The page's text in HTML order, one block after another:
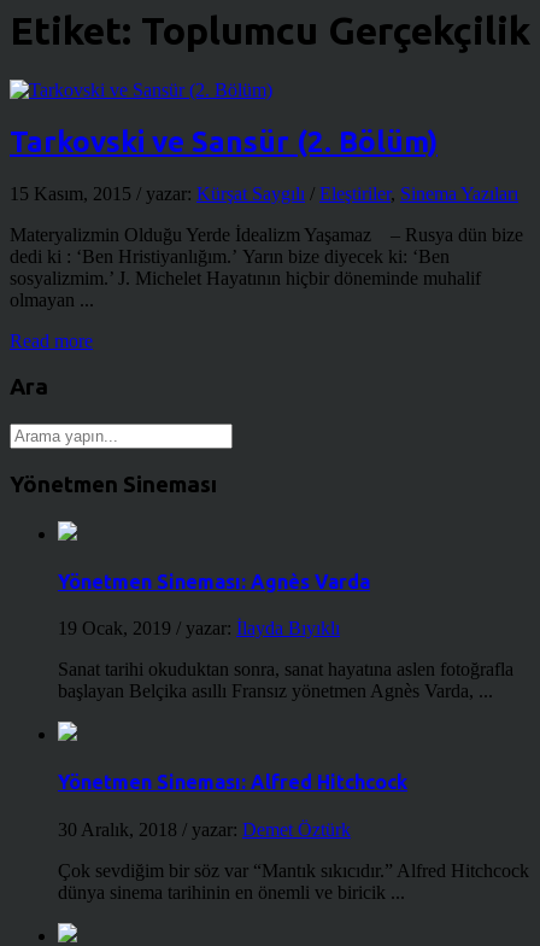
Etiket: Toplumcu Gerçekçilik
Tarkovski ve Sansür (2. Bölüm)
15 Kasım, 2015 / yazar: Kürşat Saygılı / Eleştiriler, Sinema Yazıları
Materyalizmin Olduğu Yerde İdealizm Yaşamaz – Rusya dün bize
dedi ki : ‘Ben Hristiyanlığım.’ Yarın bize diyecek ki: ‘Ben
sosyalizmim.’ J. Michelet Hayatının hiçbir döneminde muhalif
olmayan ...
Read more
Ara
Yönetmen Sineması
Yönetmen Sineması: Agnès Varda
19 Ocak, 2019 / yazar: İlayda Bıyıklı
Sanat tarihi okuduktan sonra, sanat hayatına aslen fotoğrafla
başlayan Belçika asıllı Fransız yönetmen Agnès Varda, ...
Yönetmen Sineması: Alfred Hitchcock
30 Aralık, 2018 / yazar: Demet Öztürk
Çok sevdiğim bir söz var “Mantık sıkıcıdır.” Alfred Hitchcock
dünya sinema tarihinin en önemli ve biricik ...